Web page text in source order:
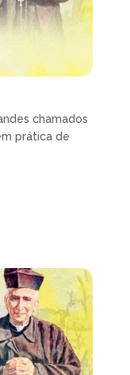
chamados
prática de